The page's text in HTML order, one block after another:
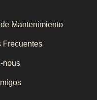
Mantenimiento
Frecuentes
nous